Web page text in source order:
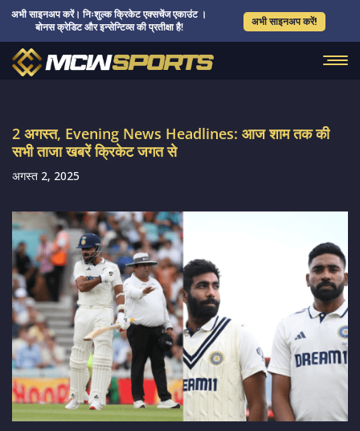
अभी साइनअप करें। निःशुल्क क्रिकेट एक्सचेंज एकाउंट ।
बोनस क्रेडिट और इन्सेन्टिव्स की प्रतीक्षा है!
अभी साइनअप करें!
2 अगस्त, Evening News Headlines: आज शाम तक की
सभी ताजा खबरें क्रिकेट जगत से
अगस्त 2, 2025